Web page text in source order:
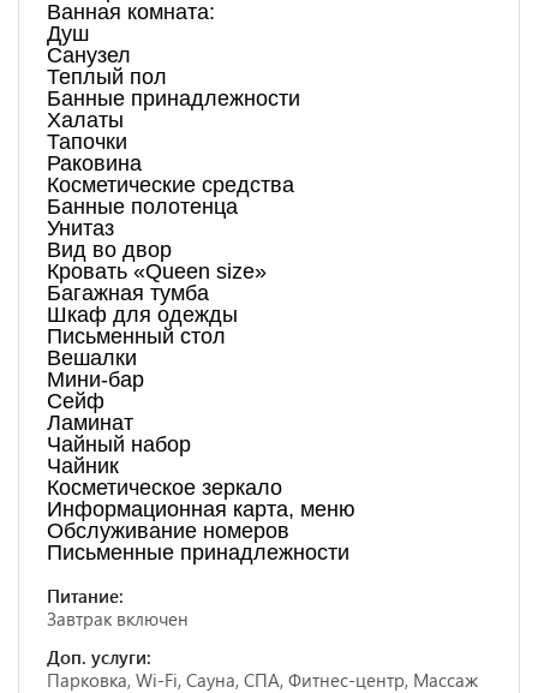
Ванная комната:
Душ
Санузел
Теплый пол
Банные принадлежности
Халаты
Тапочки
Раковина
Косметические средства
Банные полотенца
Унитаз
Вид во двор
Кровать «Queen size»
Багажная тумба
Шкаф для одежды
Письменный стол
Вешалки
Мини-бар
Сейф
Ламинат
Чайный набор
Чайник
Косметическое зеркало
Информационная карта, меню
Обслуживание номеров
Письменные принадлежности
Питание:
Завтрак включен
Доп. услуги:
Парковка, Wi-Fi, Сауна, СПА, Фитнес-центр, Массаж